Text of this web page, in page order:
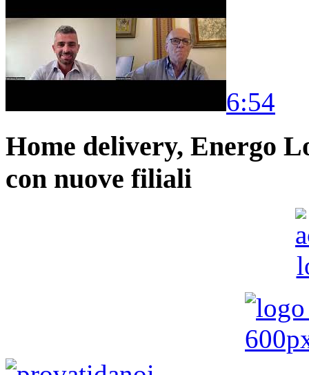
6:54
Home delivery, Energo
con nuove filiali